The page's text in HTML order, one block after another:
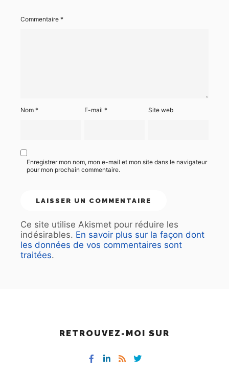
Commentaire *
Nom * E-mail* Site web
Enregistrer mon nom, mon e-mail et mon site dans le navigateur
pour mon prochain commentaire.
Ce site utilise Akismet pour réduire les
indésirables. En savoir plus sur la façon dont
les données de vos commentaires sont
traitées.
RETROUVEZ-MOI SUR